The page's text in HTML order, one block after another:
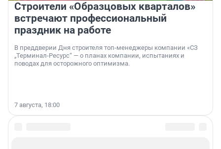
Строители «Образцовых кварталов»
встречают профессиональный
праздник на работе
В преддверии Дня строителя топ-менеджеры компании «СЗ
„Терминал-Ресурс“ — о планах компании, испытаниях и
поводах для осторожного оптимизма.
7 августа, 18:00